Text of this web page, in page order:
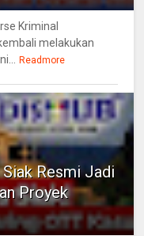
Kriminal
melakukan
Readmore
Resmi Jadi
Proyek